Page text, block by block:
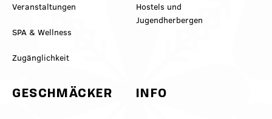
Veranstaltungen
SPA & Wellness
Zugänglichkeit
Hostels und
Jugendherbergen
GESCHMÄCKER INFO